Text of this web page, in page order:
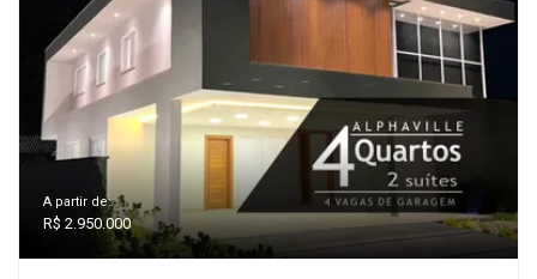
A partir de:
R$ 2.950.000